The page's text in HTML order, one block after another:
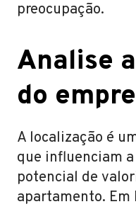
preocupação.
Analise
do
A localização é
que influenciam
potencial de
apartamento. Em